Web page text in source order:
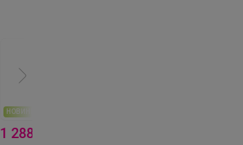
НОВИНКА + ПРОМО
1 288р